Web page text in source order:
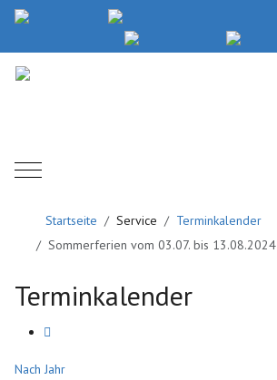
Mobile Menu Toggle
Startseite Service
Terminkalender
Sommerferien vom 03.07. bis 13.08.2024
Terminkalender
Nach Jahr